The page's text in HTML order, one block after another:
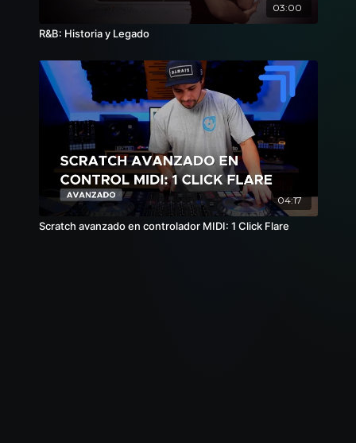
03:00
R&B: Historia y Legado
04:17
Scratch avanzado en controlador MIDI: 1 Click Flare